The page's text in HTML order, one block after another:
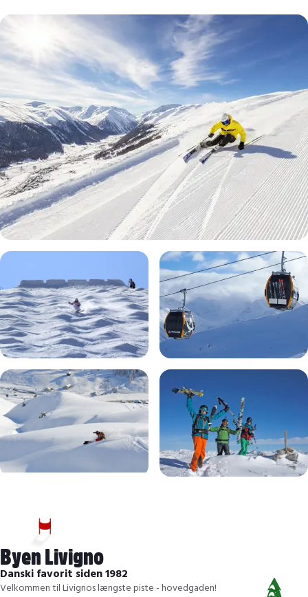
Byen Livigno
Danski favorit siden 1982
Velkommen til Livignos længste piste - hovedgaden!